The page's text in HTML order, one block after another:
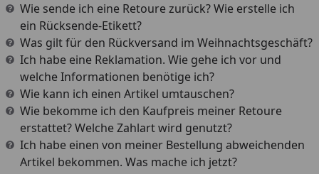
Wie sende ich eine Retoure zurück? Wie erstelle ich
ein Rücksende-Etikett?
Was gilt für den Rückversand im Weihnachtsgeschäft?
Ich habe eine Reklamation. Wie gehe ich vor und
welche Informationen benötige ich?
Wie kann ich einen Artikel umtauschen?
Wie bekomme ich den Kaufpreis meiner Retoure
erstattet? Welche Zahlart wird genutzt?
Ich habe einen von meiner Bestellung abweichenden
Artikel bekommen. Was mache ich jetzt?